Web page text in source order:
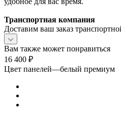
Транспортная компания
Доставим ваш заказ
Вам также может понравиться
16 400 ₽
Цвет панелей—белый премиум